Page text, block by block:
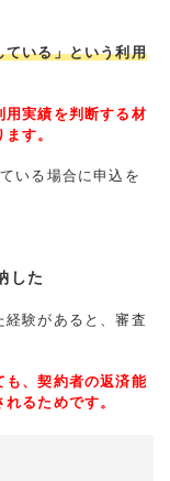
ている」という利用
用実績を判断する材
す。
いる場合に申込を
した
験があると、審査
も、契約者の返済能
るためです。